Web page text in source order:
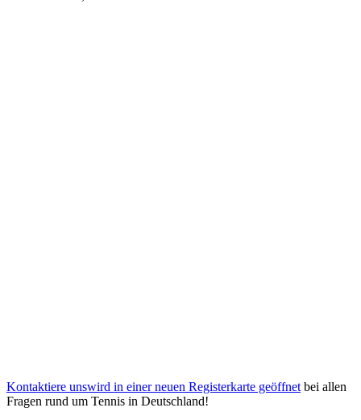
Kontaktiere unswird in einer neuen Registerkarte geöffnet bei allen
Fragen rund um Tennis in Deutschland!